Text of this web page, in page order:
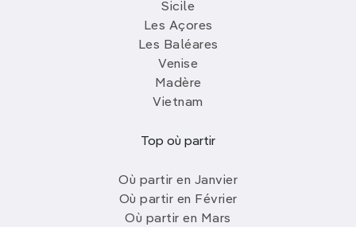
Sicile
Les Açores
Les Baléares
Venise
Madère
Vietnam
Top où partir
Où partir en Janvier
Où partir en Février
Où partir en Mars